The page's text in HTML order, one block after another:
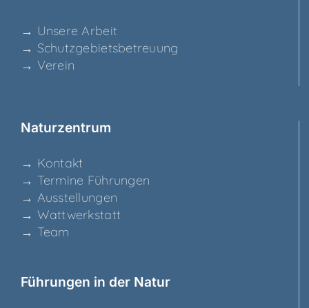
→ Unse­re Arbeit
→ Schutz­ge­biets­be­treu­ung
→ Ver­ein
Natur­zen­trum
→ Kon­takt
→ Ter­mi­ne Führungen
→ Aus­stel­lun­gen
→ Watt­werk­statt
→ Team
Füh­run­gen in der Natur